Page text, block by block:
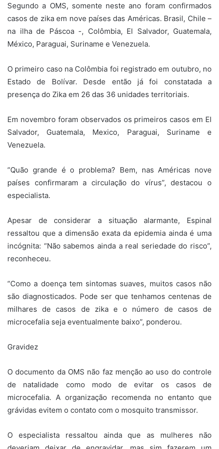
Segundo a OMS, somente neste ano foram confirmados
casos de zika em nove países das Américas. Brasil, Chile –
na ilha de Páscoa -, Colômbia, El Salvador, Guatemala,
México, Paraguai, Suriname e Venezuela.
O primeiro caso na Colômbia foi registrado em outubro, no
Estado de Bolívar. Desde então já foi constatada a
presença do Zika em 26 das 36 unidades territoriais.
Em novembro foram observados os primeiros casos em El
Salvador, Guatemala, Mexico, Paraguai, Suriname e
Venezuela.
“Quão grande é o problema? Bem, nas Américas nove
países confirmaram a circulação do vírus”, destacou o
especialista.
Apesar de considerar a situação alarmante, Espinal
ressaltou que a dimensão exata da epidemia ainda é uma
incógnita: “Não sabemos ainda a real seriedade do risco”,
reconheceu.
“Como a doença tem sintomas suaves, muitos casos não
são diagnosticados. Pode ser que tenhamos centenas de
milhares de casos de zika e o número de casos de
microcefalia seja eventualmente baixo”, ponderou.
Gravidez
O documento da OMS não faz menção ao uso do controle
de natalidade como modo de evitar os casos de
microcefalia. A organização recomenda no entanto que
grávidas evitem o contato com o mosquito transmissor.
O especialista ressaltou ainda que as mulheres não